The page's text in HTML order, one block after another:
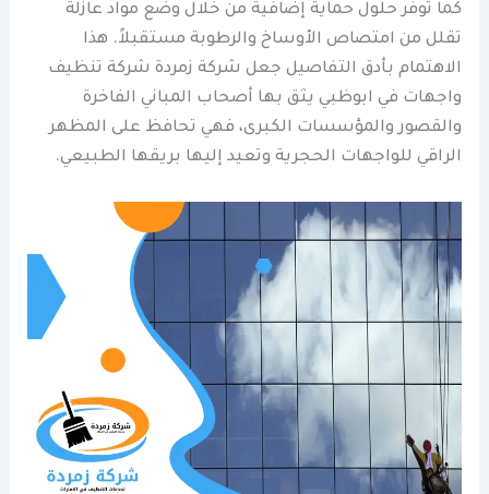
كما توفر حلول حماية إضافية من خلال وضع مواد عازلة
تقلل من امتصاص الأوساخ والرطوبة مستقبلاً. هذا
الاهتمام بأدق التفاصيل جعل شركة زمردة شركة تنظيف
واجهات في ابوظبي يثق بها أصحاب المباني الفاخرة
والقصور والمؤسسات الكبرى، فهي تحافظ على المظهر
الراقي للواجهات الحجرية وتعيد إليها بريقها الطبيعي.